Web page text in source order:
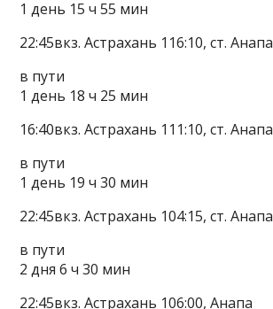
1 день 15 ч 55 мин
22:45вкз. Астрахань 116:10, ст. Анапа
в пути
1 день 18 ч 25 мин
16:40вкз. Астрахань 111:10, ст. Анапа
в пути
1 день 19 ч 30 мин
22:45вкз. Астрахань 104:15, ст. Анапа
в пути
2 дня 6 ч 30 мин
22:45вкз. Астрахань 106:00, Анапа